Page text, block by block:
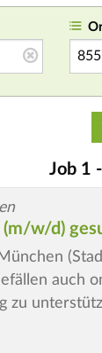
Job 1
w/d)
auch
zu